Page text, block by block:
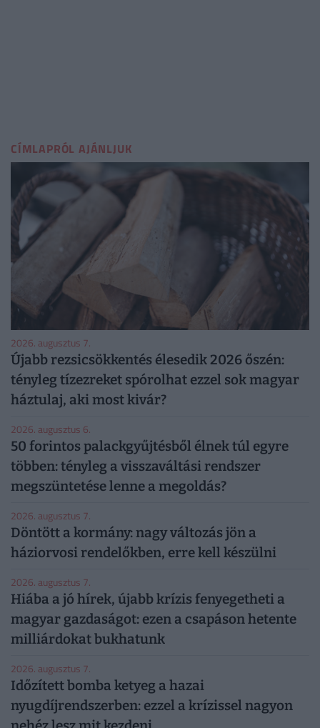
CÍMLAPRÓL AJÁNLJUK
2026. augusztus 7.
Újabb rezsicsökkentés élesedik 2026 őszén:
tényleg tízezreket spórolhat ezzel sok magyar
háztulaj, aki most kivár?
2026. augusztus 6.
50 forintos palackgyűjtésből élnek túl egyre
többen: tényleg a visszaváltási rendszer
megszüntetése lenne a megoldás?
2026. augusztus 7.
Döntött a kormány: nagy változás jön a
háziorvosi rendelőkben, erre kell készülni
2026. augusztus 7.
Hiába a jó hírek, újabb krízis fenyegetheti a
magyar gazdaságot: ezen a csapáson hetente
milliárdokat bukhatunk
2026. augusztus 7.
Időzített bomba ketyeg a hazai
nyugdíjrendszerben: ezzel a krízissel nagyon